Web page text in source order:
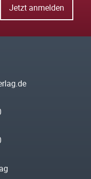
Jetzt anmelden